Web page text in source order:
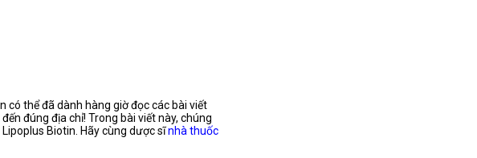
có thể đã dành hàng giờ đọc các bài viết
đúng địa chỉ! Trong bài viết này, chúng
Biotin. Hãy cùng dược sĩnhà thuốc